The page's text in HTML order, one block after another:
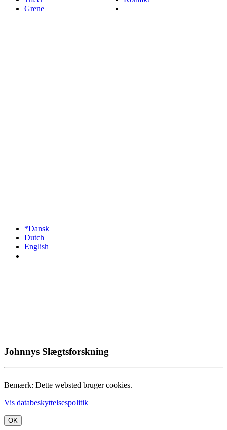
Grene
*Dansk
Dutch
English
Johnnys Slægtsforskning
Bemærk: Dette websted bruger cookies.
Vis databeskyttelsespolitik
OK